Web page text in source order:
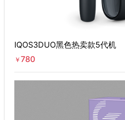
IQOS3DUO黑色热卖款5代机
￥ 780